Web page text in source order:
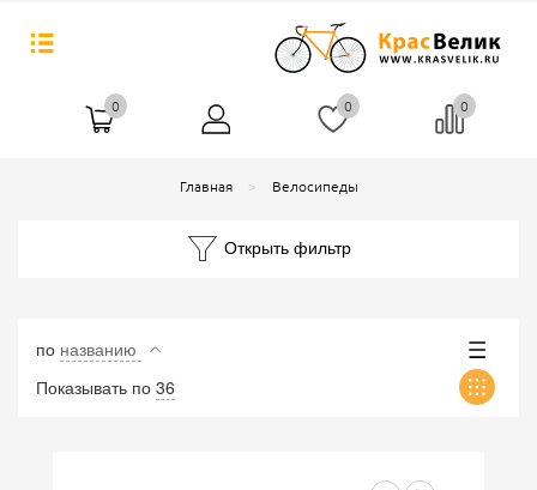
0 0 0
Главная Велосипеды
Открыть фильтр
по названию
Показывать по 36